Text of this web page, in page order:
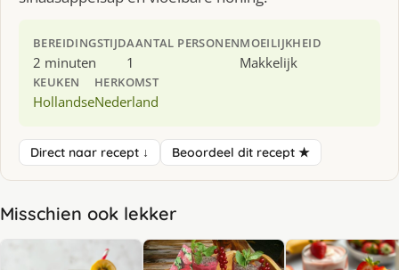
BEREIDINGSTIJD
2 minuten
AANTAL PERSONEN
1
MOEILIJKHEID
Makkelijk
KEUKEN
Hollandse
HERKOMST
Nederland
Direct naar recept ↓ Beoordeel dit recept ★
Misschien ook lekker